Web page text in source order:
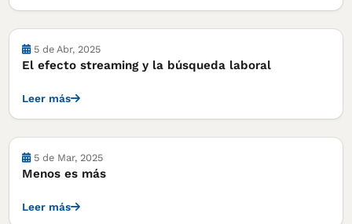
Notas
5 de Abr, 2025
El efecto streaming y la búsqueda laboral
Leer más
Notas
5 de Mar, 2025
Menos es más
Leer más